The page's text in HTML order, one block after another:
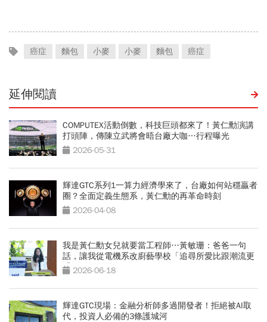
癌症 麵包 小麥 小麥 麵包 癌症
延伸閱讀
COMPUTEX活動倒數，科技巨頭都來了！黃仁勳演講
打頭陣，傳陳立武將會晤台廠大咖…行程曝光
2026-05-31
輝達GTC系列1一算力經濟學來了，台廠如何站穩贏者
圈？全面定義生態系，黃仁勳的再革命時刻
2026-04-08
我是黃仁勳女兒就要當工程師…黃敏珊：爸爸一句
話，讓我從電機系改廚藝學校「追尋所愛比跟潮流更
重要」
2026-06-18
輝達GTC現場：金融分析師多過開發者！拒絕被AI取
代，投資人必備的3條護城河